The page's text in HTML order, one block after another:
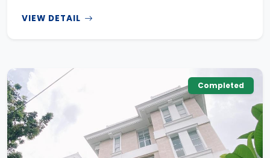
VIEW DETAIL
Completed